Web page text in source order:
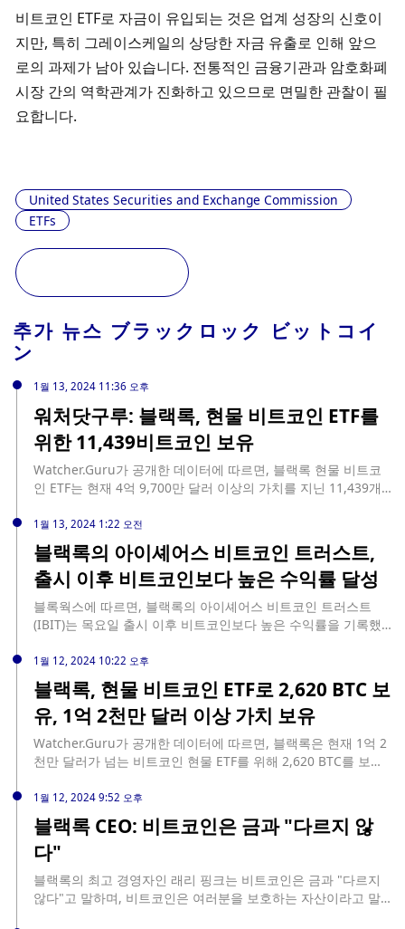
비트코인 ETF로 자금이 유입되는 것은 업계 성장의 신호이
지만, 특히 그레이스케일의 상당한 자금 유출로 인해 앞으
로의 과제가 남아 있습니다. 전통적인 금융기관과 암호화폐
시장 간의 역학관계가 진화하고 있으므로 면밀한 관찰이 필
요합니다.
United States Securities and Exchange Commission
ETFs
추가 뉴스 ブラックロック ビットコイ
ン
1월 13, 2024 11:36 오후
워처닷구루: 블랙록, 현물 비트코인 ETF를
위한 11,439비트코인 보유
Watcher.Guru가 공개한 데이터에 따르면, 블랙록 현물 비트코
인 ETF는 현재 4억 9,700만 달러 이상의 가치를 지닌 11,439개
1월 13, 2024 1:22 오전
블랙록의 아이셰어스 비트코인 트러스트,
출시 이후 비트코인보다 높은 수익률 달성
블록웍스에 따르면, 블랙록의 아이셰어스 비트코인 트러스트
(IBIT)는 목요일 출시 이후 비트코인보다 높은 수익률을 기록했
8.9%로 더 적은 손실을 기록했습니다. 이에 비해 발키리의 BRRR
과 프랭클린 템플턴의 EZBC는 비트코인 및 그레이스케일 비트
코인 트러스트(GBTC)와 비슷한 10.6%와 10.8%의 손실을 기록
하며 가장 저조한 성과를 보인 비트코인 ETF입니다. IBIT와
에서 선두를 달리고 있습니다. 현재 현물 ETF인 GBTC는 이전에
는 비트코인으로 상환할 수 없는 주식으로 구성된 폐쇄형 펀드였
지는 확실하지 않지만, 이번 주 초에 전환되기 전에는 약 290억
달러의 비트코인을 보유하고 있었습니다. ETF는 기초 자산에 대
한 노출을 제공하고 그 노출의 가치는 자체 공급, 수요 및 유동성
의 영향을 받기 때문에 비트코인 가격과 ETF의 주가 사이에는 약
간의 불일치가 예상됩니다. 현물 ETF는 선물 계약을 통해 합성
익스포저를 제공하는 펀드보다 기초 자산의 가격을 더 면밀히 추
1월 12, 2024 10:22 오후
블랙록, 현물 비트코인 ETF로 2,620 BTC 보
유, 1억 2천만 달러 이상 가치 보유
Watcher.Guru가 공개한 데이터에 따르면, 블랙록은 현재 1억 2
천만 달러가 넘는 비트코인 현물 ETF를 위해 2,620 BTC를 보유
1월 12, 2024 9:52 오후
블랙록 CEO: 비트코인은 금과 "다르지 않
다"
블랙록의 최고 경영자인 래리 핑크는 비트코인은 금과 "다르지
않다"고 말하며, 비트코인은 여러분을 보호하는 자산이라고 말